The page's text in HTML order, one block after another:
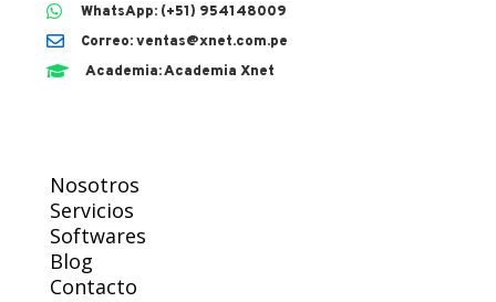

WhatsApp: (+51) 954148009

Correo: ventas@xnet.com.pe

Academia: Academia Xnet
Nosotros
Servicios
Softwares
Blog
Contacto